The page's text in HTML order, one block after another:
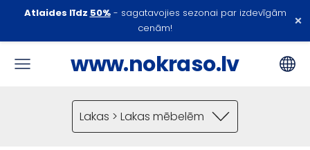
Atlaides līdz 50%- sagatavojies sezonai par izdevīgām
cenām!
×
www.nokraso.lv
Lakas > Lakas mēbelēm